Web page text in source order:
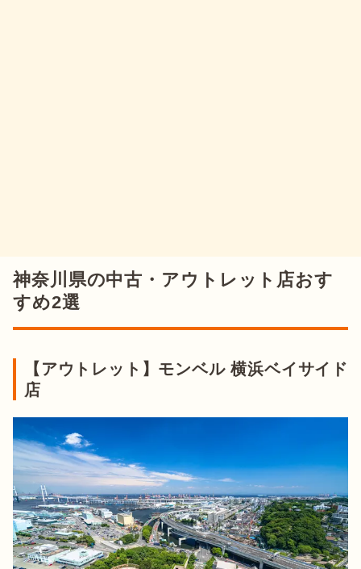
神奈川県の中古・アウトレット店おす
すめ2選
【アウトレット】モンベル 横浜ベイサイド
店